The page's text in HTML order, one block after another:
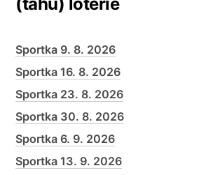
Sportka 9. 8. 2026
Sportka 16. 8. 2026
Sportka 23. 8. 2026
Sportka 30. 8. 2026
Sportka 6. 9. 2026
Sportka 13. 9. 2026